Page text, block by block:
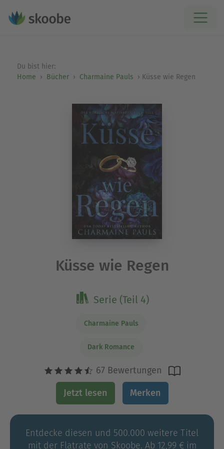
Du bist hier:
Home
Bücher Charmaine Pauls Küsse wie Regen
Küsse wie Regen
Serie (Teil 4)
Charmaine Pauls
Dark Romance
67 Bewertungen
Jetzt lesen Merken
Entdecke diesen und 500.000 weitere Titel
mit der Flatrate von Skoobe. Ab 12,99 € im